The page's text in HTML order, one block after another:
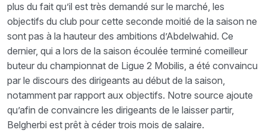
plus du fait qu’il est très demandé sur le marché, les
objectifs du club pour cette seconde moitié de la saison ne
sont pas à la hauteur des ambitions d’Abdelwahid. Ce
dernier, qui a lors de la saison écoulée terminé comeilleur
buteur du championnat de Ligue 2 Mobilis, a été convaincu
par le discours des dirigeants au début de la saison,
notamment par rapport aux objectifs. Notre source ajoute
qu’afin de convaincre les dirigeants de le laisser partir,
Belgherbi est prêt à céder trois mois de salaire.